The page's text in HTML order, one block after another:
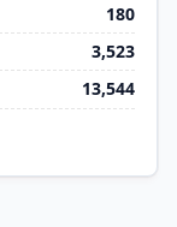
180
3,523
13,544